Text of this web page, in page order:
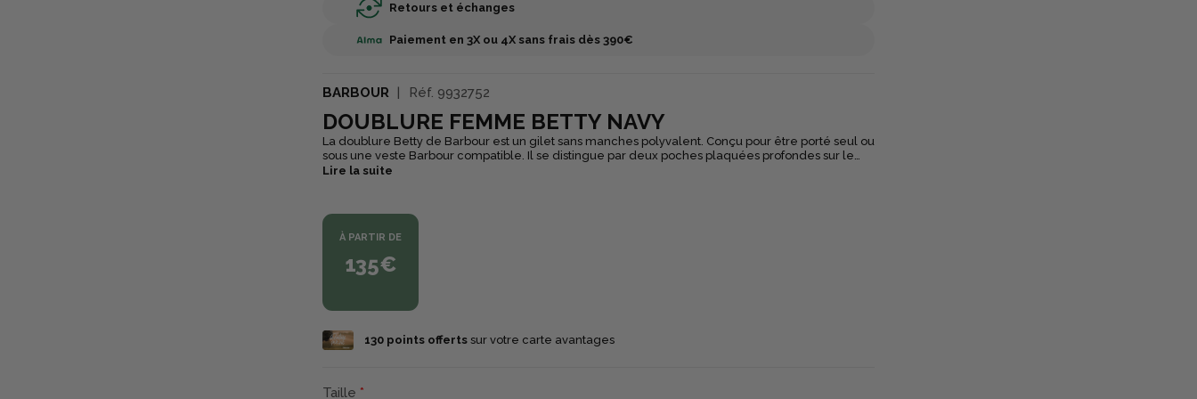
Retours et échanges
Paiement en 3X ou 4X sans frais dès 390€
BARBOUR Réf. 9932752
DOUBLURE FEMME BETTY NAVY
La doublure Betty de Barbour est un gilet sans manches polyvalent. Conçu pour être porté seul ou
sous une veste Barbour compatible. Il se distingue par deux poches plaquées profondes sur le
bas du gilet. Des ouvertures sur les côtés assurent un confort optimal et permettent une
activités en extérieur comme la chasse, elle est un choix pratique et stylé pour l'hiver.
Lire la suite
À PARTIR DE
135€
130 points offerts sur votre carte avantages
Taille